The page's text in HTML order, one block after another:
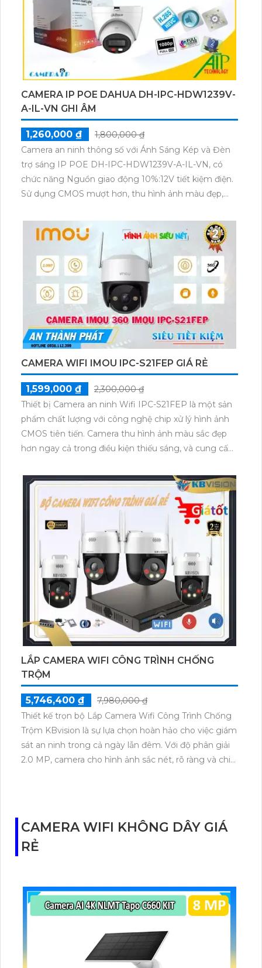
CAMERA IP POE DAHUA DH-IPC-HDW1239V-
A-IL-VN GHI ÂM
1,260,000 ₫
1,800,000 ₫
Camera an ninh thông số với Ánh Sáng Kép và Đèn
trợ sáng IP POE DH-IPC-HDW1239V-A-IL-VN, có
chức năng Nguồn giao động 10%:12V tiết kiệm điện.
Sử dụng CMOS mượt hơn, thu hình ảnh màu đẹp,
sát hiệu quả ban đêm, kết nối IP POE cho dự án lớn
với giá rẻ. Đạt chuẩn FULL HD 1080P,
H.265+/H.265/H.264+/H.264, hỗ trợ xem ban đêm với
công nghệ ONVIF và chuẩn giao tiếp IP POE. Sản
phẩm lý tưởng cho các công trình giá rẻ, mang lại
màu sắc trong sáng và chất lượng hình ảnh cao.
CAMERA WIFI IMOU IPC-S21FEP GIÁ RẺ
1,599,000 ₫
2,300,000 ₫
Thiết bị Camera an ninh Wifi IPC-S21FEP là một sản
phẩm chất lượng với công nghệ chip xử lý hình ảnh
CMOS tiên tiến. Camera thu hình ảnh màu sắc đẹp
hơn ngay cả trong điều kiện thiếu sáng, và cung cấp
động trên nền tảng IP Wifi, giúp tiết kiệm chi phí cho
hệ thống giám sát lớn. Với độ phân giải sắc nét lên
đến 2.0 MP, camera này hỗ trợ thẻ nhớ và được tích
hợp công nghệ nhìn đêm chất lượng, mang lại màu
sắc tối ưu hơn trong quá trình giám sát ban đêm.
LẮP CAMERA WIFI CÔNG TRÌNH CHỐNG
TRỘM
5,746,400 ₫
7,980,000 ₫
Thiết kế trọn bộ Lắp Camera Wifi Công Trình Chống
Trộm KBvision là sự lựa chọn hoàn hảo cho việc giám
sát an ninh trong cả ngày lẫn đêm. Với độ phân giải
2.0 MP, camera cho hình ảnh sắc nét, rõ ràng và chi
sử dụng trên thiết bị di động cũng rất dễ dàng, giúp
người dùng quản lý và giám sát từ xa một cách tiện
lợi và linh hoạt.
CAMERA WIFI KHÔNG DÂY GIÁ
RẺ